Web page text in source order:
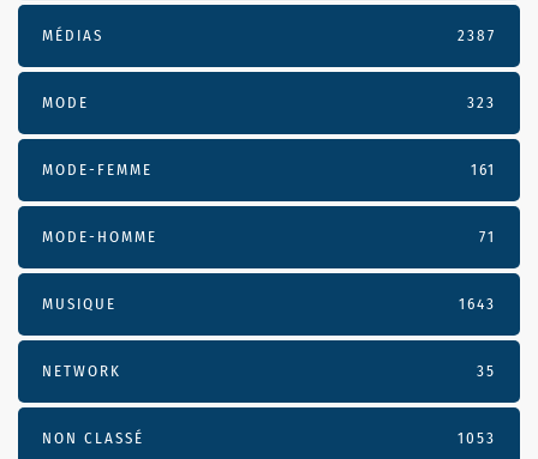
MÉDIAS 2387
MODE 323
MODE-FEMME 161
MODE-HOMME 71
MUSIQUE 1643
NETWORK 35
NON CLASSÉ 1053